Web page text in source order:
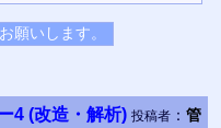
4 (改造・解析) 投稿者： 管